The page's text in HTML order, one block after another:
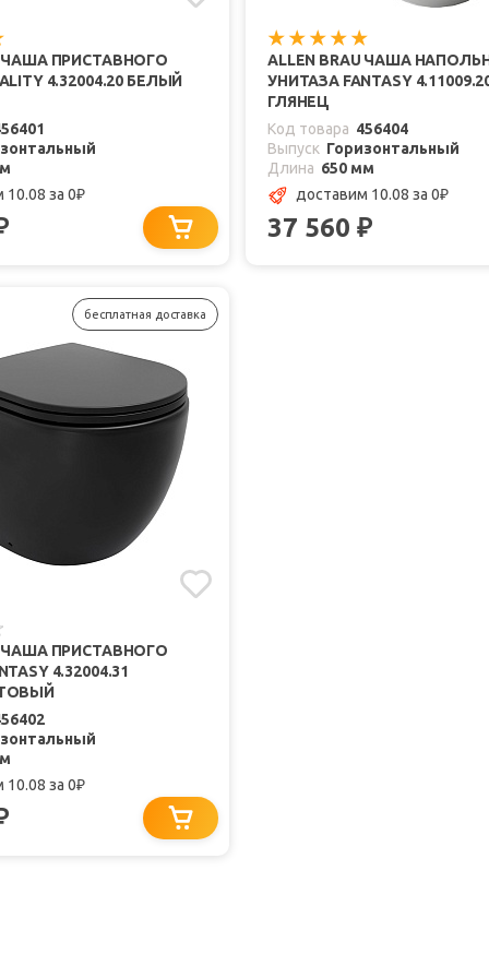
ЧАША ПРИСТАВНОГО
4.32004.20 БЕЛЫЙ
10.08 за 0₽
ALLEN BRAU ЧАША
УНИТАЗА FANTASY
ГЛЯНЕЦ
Код товара 456404
Выпуск Горизонтальный
Длина 650 мм
доставим 10.08 за 0₽
37 560 ₽
бесплатная доставка
ЧАША ПРИСТАВНОГО
4.32004.31
10.08 за 0₽